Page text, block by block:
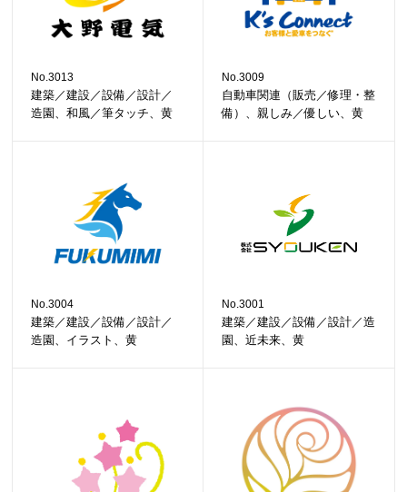
No.3013
建築／建設／設備／設計／
造園、和風／筆タッチ、黄
No.3009
自動車関連（販売／修理・整
備）、親しみ／優しい、黄
No.3004
建築／建設／設備／設計／
造園、イラスト、黄
No.3001
建築／建設／設備／設計／造
園、近未来、黄